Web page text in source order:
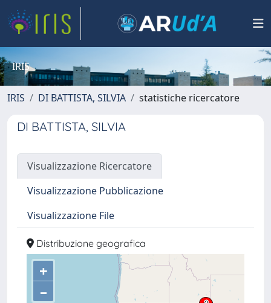
IRIS
IRIS DI BATTISTA, SILVIA statistiche ricercatore
DI BATTISTA, SILVIA
Visualizzazione Ricercatore
Visualizzazione Pubblicazione
Visualizzazione File
Distribuzione geografica
+
–